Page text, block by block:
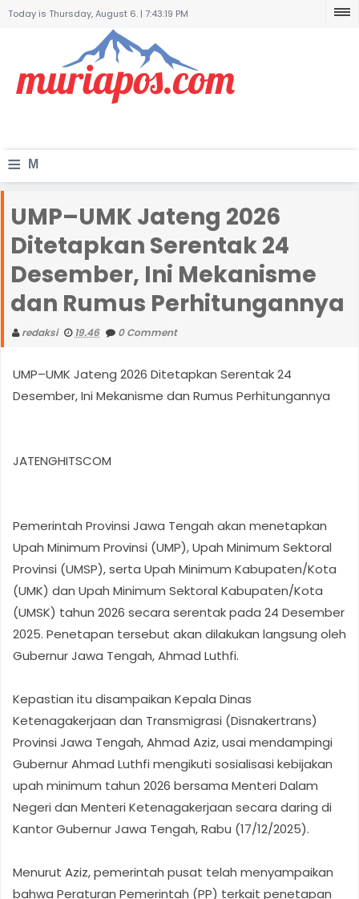
Today is Thursday, August 6. | 7:43:19 PM
≡ M
n
u
UMP–UMK Jateng 2026
Ditetapkan Serentak 24
Desember, Ini Mekanisme
dan Rumus Perhitungannya
redaksi 19.46 0 Comment
UMP–UMK Jateng 2026 Ditetapkan Serentak 24
Desember, Ini Mekanisme dan Rumus Perhitungannya
JATENGHITSCOM
Pemerintah Provinsi Jawa Tengah akan menetapkan
Upah Minimum Provinsi (UMP), Upah Minimum Sektoral
Provinsi (UMSP), serta Upah Minimum Kabupaten/Kota
(UMK) dan Upah Minimum Sektoral Kabupaten/Kota
(UMSK) tahun 2026 secara serentak pada 24 Desember
2025. Penetapan tersebut akan dilakukan langsung oleh
Gubernur Jawa Tengah, Ahmad Luthfi.
Kepastian itu disampaikan Kepala Dinas
Ketenagakerjaan dan Transmigrasi (Disnakertrans)
Provinsi Jawa Tengah, Ahmad Aziz, usai mendampingi
Gubernur Ahmad Luthfi mengikuti sosialisasi kebijakan
upah minimum tahun 2026 bersama Menteri Dalam
Negeri dan Menteri Ketenagakerjaan secara daring di
Kantor Gubernur Jawa Tengah, Rabu (17/12/2025).
Menurut Aziz, pemerintah pusat telah menyampaikan
bahwa Peraturan Pemerintah (PP) terkait penetapan